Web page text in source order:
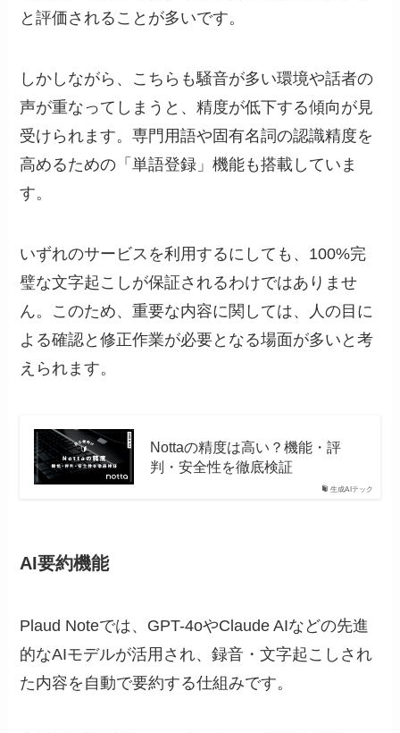
と評価されることが多いです。
しかしながら、こちらも騒音が多い環境や話者の
声が重なってしまうと、精度が低下する傾向が見
受けられます。専門用語や固有名詞の認識精度を
高めるための「単語登録」機能も搭載していま
す。
いずれのサービスを利用するにしても、100%完
璧な文字起こしが保証されるわけではありませ
ん。このため、重要な内容に関しては、人の目に
よる確認と修正作業が必要となる場面が多いと考
えられます。
生成AIテック
Nottaの精度は高い？機能・評
判・安全性を徹底検証
AI要約機能
Plaud Noteでは、GPT-4oやClaude AIなどの先進
的なAIモデルが活用され、録音・文字起こしされ
た内容を自動で要約する仕組みです。